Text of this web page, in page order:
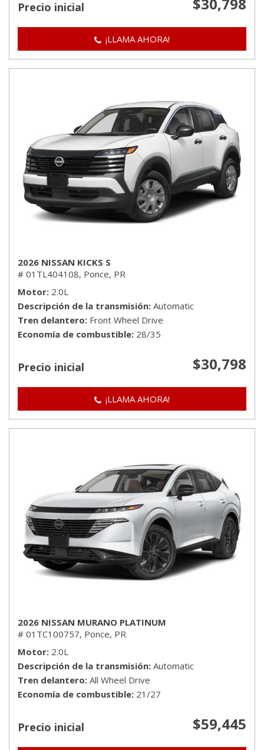
Precio inicial
¡LLAMA AHORA!
2026 NISSAN KICKS S
# 01TL404108, Ponce, PR
Motor 2.0L
Descripción de la transmisión Automatic
Tren delantero Front Wheel Drive
Economía de combustible 28/35
Precio inicial $30,798
¡LLAMA AHORA!
2026 NISSAN MURANO PLATINUM
# 01TC100757, Ponce, PR
Motor 2.0L
Descripción de la transmisión Automatic
Tren delantero All Wheel Drive
Economía de combustible 21/27
Precio inicial $59,445